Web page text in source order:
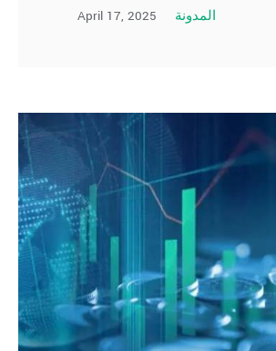
April 17, 2025 المدونة